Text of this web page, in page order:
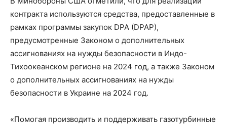
контракта используются средства, предоставленные в
рамках программы закупок DPA (DPAP),
предусмотренные Законом о дополнительных
ассигнованиях на нужды безопасности в Индо-
Тихоокеанском регионе на 2024 год, а также Законом
о дополнительных ассигнованиях на нужды
безопасности в Украине на 2024 год.
«Помогая производить и поддерживать газотурбинные